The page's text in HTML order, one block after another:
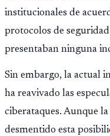
institucionales de
protocolos de
presentaban ninguna
Sin embargo, la actual
ha reavivado las
ciberataques. Aunque
desmentido esta